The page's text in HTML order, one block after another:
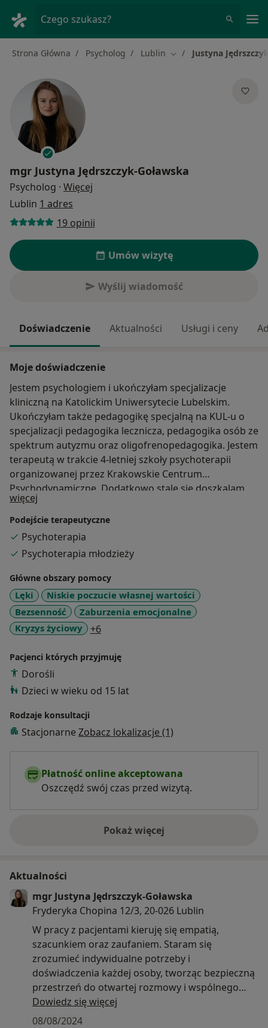
Czego szukasz?
Strona Główna Psycholog Lublin Zmień miasto
Justyna
mgr Justyna Jędrszczyk-Goławska
Psycholog · Więcej
Lublin 1 adres
19 opinii
Umów wizytę
Wyślij wiadomość
Doświadczenie Aktualności Usługi i ceny
Moje doświadczenie
Jestem psychologiem i ukończyłam specjalizacje
kliniczną na Katolickim Uniwersytecie Lubelskim.
Ukończyłam także pedagogikę specjalną na KUL-u o
specjalizacji pedagogika lecznicza, pedagogika osób ze
spektrum autyzmu oraz oligofrenopedagogika. Jestem
terapeutą w trakcie 4-letniej szkoły psychoterapii
organizowanej przez Krakowskie Centrum
Psychodynamiczne. Dodatkowo stale się doszkalam
poprzez uczestnictwo w szkoleniach i kursach z
zakresu pomocy psychologicznej. Doświadczenie
pracy zdobyłam w placówkach oświatowych, centrum
terapii oraz w klinice psychiatrii, psychoterapii i
wczesnej interwencji. Pracuję z młodzieżą od 16 r.ż
oraz osobami dorosłymi. Swoją pracę poddaję stałej
superwizji. W pracy z pacjentami kieruję się empatią,
szacunkiem oraz zaufaniem. Staram się zrozumieć
indywidualne potrzeby i doświadczenia każdej osoby,
tworząc bezpieczną przestrzeń do otwartej rozmowy i
wspieranie pacjentów w odkrywaniu własnych sił i
zdolności do samodzielnego radzenia sobie z
trudnościami.
więcej
Podejście terapeutyczne
Psychoterapia
Psychoterapia młodzieży
Główne obszary pomocy
Lęki
Niskie poczucie własnej wartości
Bezsenność
Zaburzenia emocjonalne
Kryzys życiowy
+6a11y_sr_more_diseases
Pacjenci których przyjmuję
Dorośli
Dzieci w wieku od 15 lat
Rodzaje konsultacji
Stacjonarne Zobacz lokalizacje (1)
Płatność online akceptowana
Oszczędź swój czas przed wizytą.
Pokaż więcejo doświadczeniu
Aktualności
mgr Justyna Jędrszczyk-Goławska
Fryderyka Chopina 12/3, 20-026 Lublin
W pracy z pacjentami kieruję się empatią,
szacunkiem oraz zaufaniem. Staram się
zrozumieć indywidualne potrzeby i
doświadczenia każdej osoby, tworząc bezpieczną
przestrzeń do otwartej rozmowy i wspólnego
poszukiwania rozwiązań. Moją misją jest
wspieranie pacjentów w odkrywaniu własnych sił
Dowiedz się więcej
08/08/2024